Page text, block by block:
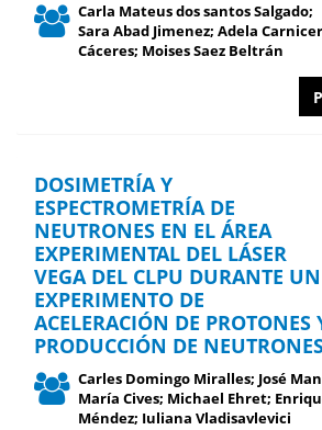
Carla Mateus dos santos Salgado;
Sara Abad Jimenez; Adela Carnicer
Cáceres; Moises Saez Beltrán
DOSIMETRÍA Y
ESPECTROMETRÍA DE
NEUTRONES EN EL ÁREA
EXPERIMENTAL DEL LÁSER
VEGA DEL CLPU DURANTE UN
EXPERIMENTO DE
ACELERACIÓN DE PROTONES
PRODUCCIÓN DE
Carles Domingo Miralles; José
María Cives; Michael Ehret;
Méndez; Iuliana Vladisavlevici